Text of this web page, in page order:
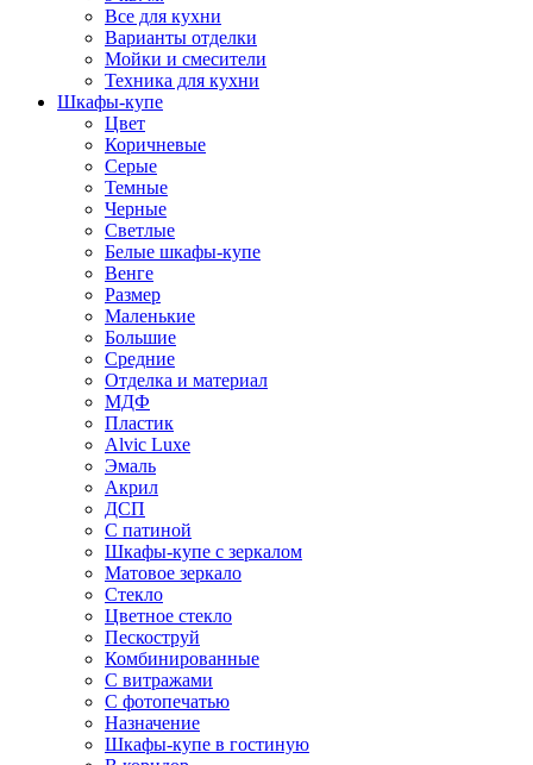
Все для кухни
Варианты отделки
Мойки и смесители
Техника для кухни
Шкафы-купе
Цвет
Коричневые
Серые
Темные
Черные
Светлые
Белые шкафы-купе
Венге
Размер
Маленькие
Большие
Средние
Отделка и материал
МДФ
Пластик
Alvic Luxe
Эмаль
Акрил
ДСП
С патиной
Шкафы-купе с зеркалом
Матовое зеркало
Стекло
Цветное стекло
Пескоструй
Комбинированные
С витражами
С фотопечатью
Назначение
Шкафы-купе в гостиную